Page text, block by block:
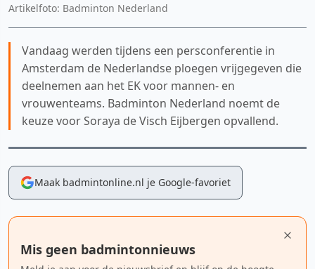
Artikelfoto: Badminton Nederland
Vandaag werden tijdens een persconferentie in
Amsterdam de Nederlandse ploegen vrijgegeven die
deelnemen aan het EK voor mannen- en
vrouwenteams. Badminton Nederland noemt de
keuze voor Soraya de Visch Eijbergen opvallend.
Maak badmintonline.nl je Google-favoriet
Mis geen badmintonnieuws